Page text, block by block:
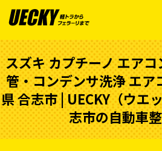
スズキ カプチーノ エア
管・コンデンサ洗浄 エア
県 合志市 | UECKY（ウエ
志市の自動車